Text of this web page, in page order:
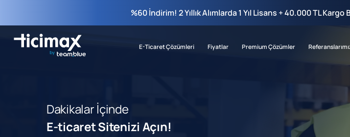
%60 İndirim! 2 Yıllık Alımlarda 1 Yıl Lisans + 40.000 TL
E-Ticaret Çözümleri Fiyatlar Premium Çözümler
Dakikalar İçinde
E-ticaret Sitenizi Açın!